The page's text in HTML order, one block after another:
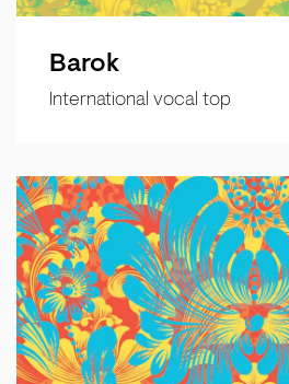
Barok
International vocal top